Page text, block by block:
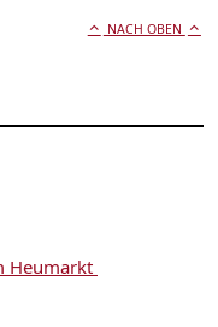
NACH OBEN
Heumarkt